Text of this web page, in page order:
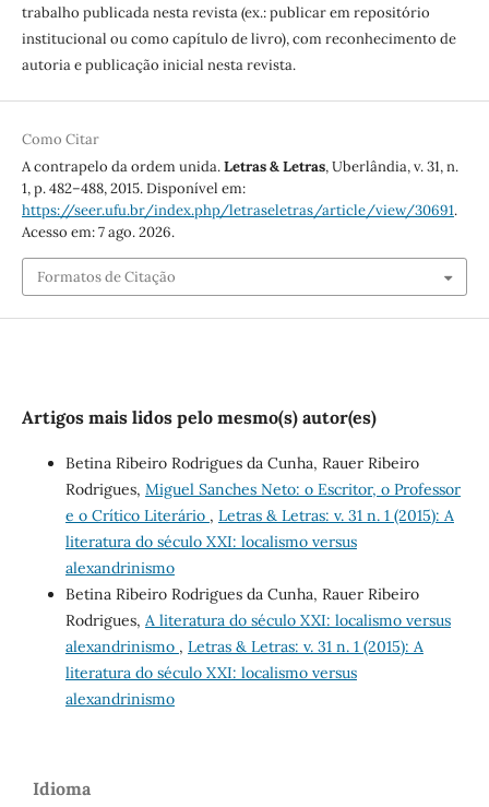
trabalho publicada nesta revista (ex.: publicar em repositório
institucional ou como capítulo de livro), com reconhecimento de
autoria e publicação inicial nesta revista.
Como Citar
A contrapelo da ordem unida.Letras & Letras, Uberlândia, v. 31, n.
1, p. 482–488, 2015. Disponível em:
https://seer.ufu.br/index.php/letraseletras/article/view/30691.
Acesso em: 7 ago. 2026.
Formatos de Citação
Artigos mais lidos pelo mesmo(s) autor(es)
Betina Ribeiro Rodrigues da Cunha, Rauer Ribeiro
Rodrigues, Miguel Sanches Neto: o Escritor, o Professor
e o Crítico Literário , Letras & Letras: v. 31 n. 1 (2015): A
literatura do século XXI: localismo versus
alexandrinismo
Betina Ribeiro Rodrigues da Cunha, Rauer Ribeiro
Rodrigues, A literatura do século XXI: localismo versus
alexandrinismo , Letras & Letras: v. 31 n. 1 (2015): A
literatura do século XXI: localismo versus
alexandrinismo
Idioma